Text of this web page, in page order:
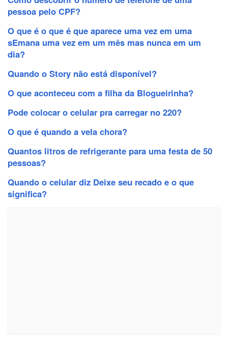
pessoa pelo CPF?
O que é o que é que aparece uma vez em uma
sEmana uma vez em um mês mas nunca em um
dia?
Quando o Story não está disponível?
O que aconteceu com a filha da Blogueirinha?
Pode colocar o celular pra carregar no 220?
O que é quando a vela chora?
Quantos litros de refrigerante para uma festa de 50
pessoas?
Quando o celular diz Deixe seu recado e o que
significa?